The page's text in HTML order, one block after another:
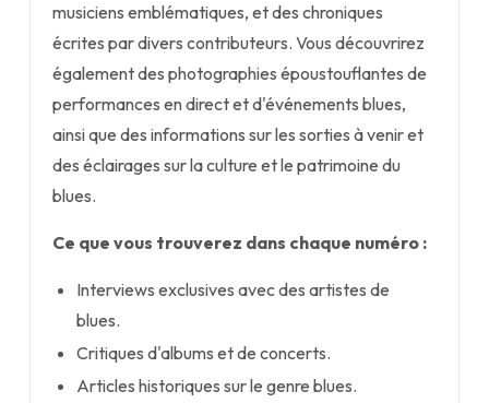
musiciens emblématiques, et des chroniques
écrites par divers contributeurs. Vous découvrirez
également des photographies époustouflantes de
performances en direct et d'événements blues,
ainsi que des informations sur les sorties à venir et
des éclairages sur la culture et le patrimoine du
blues.
Ce que vous trouverez dans chaque numéro :
Interviews exclusives avec des artistes de
blues.
Critiques d'albums et de concerts.
Articles historiques sur le genre blues.